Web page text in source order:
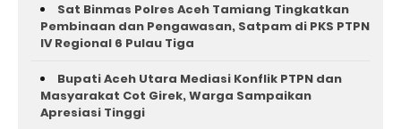
Sat Binmas Polres Aceh Tamiang Tingkatkan
Pembinaan dan Pengawasan, Satpam di PKS PTPN
IV Regional 6 Pulau Tiga
Bupati Aceh Utara Mediasi Konflik PTPN dan
Masyarakat Cot Girek, Warga Sampaikan
Apresiasi Tinggi